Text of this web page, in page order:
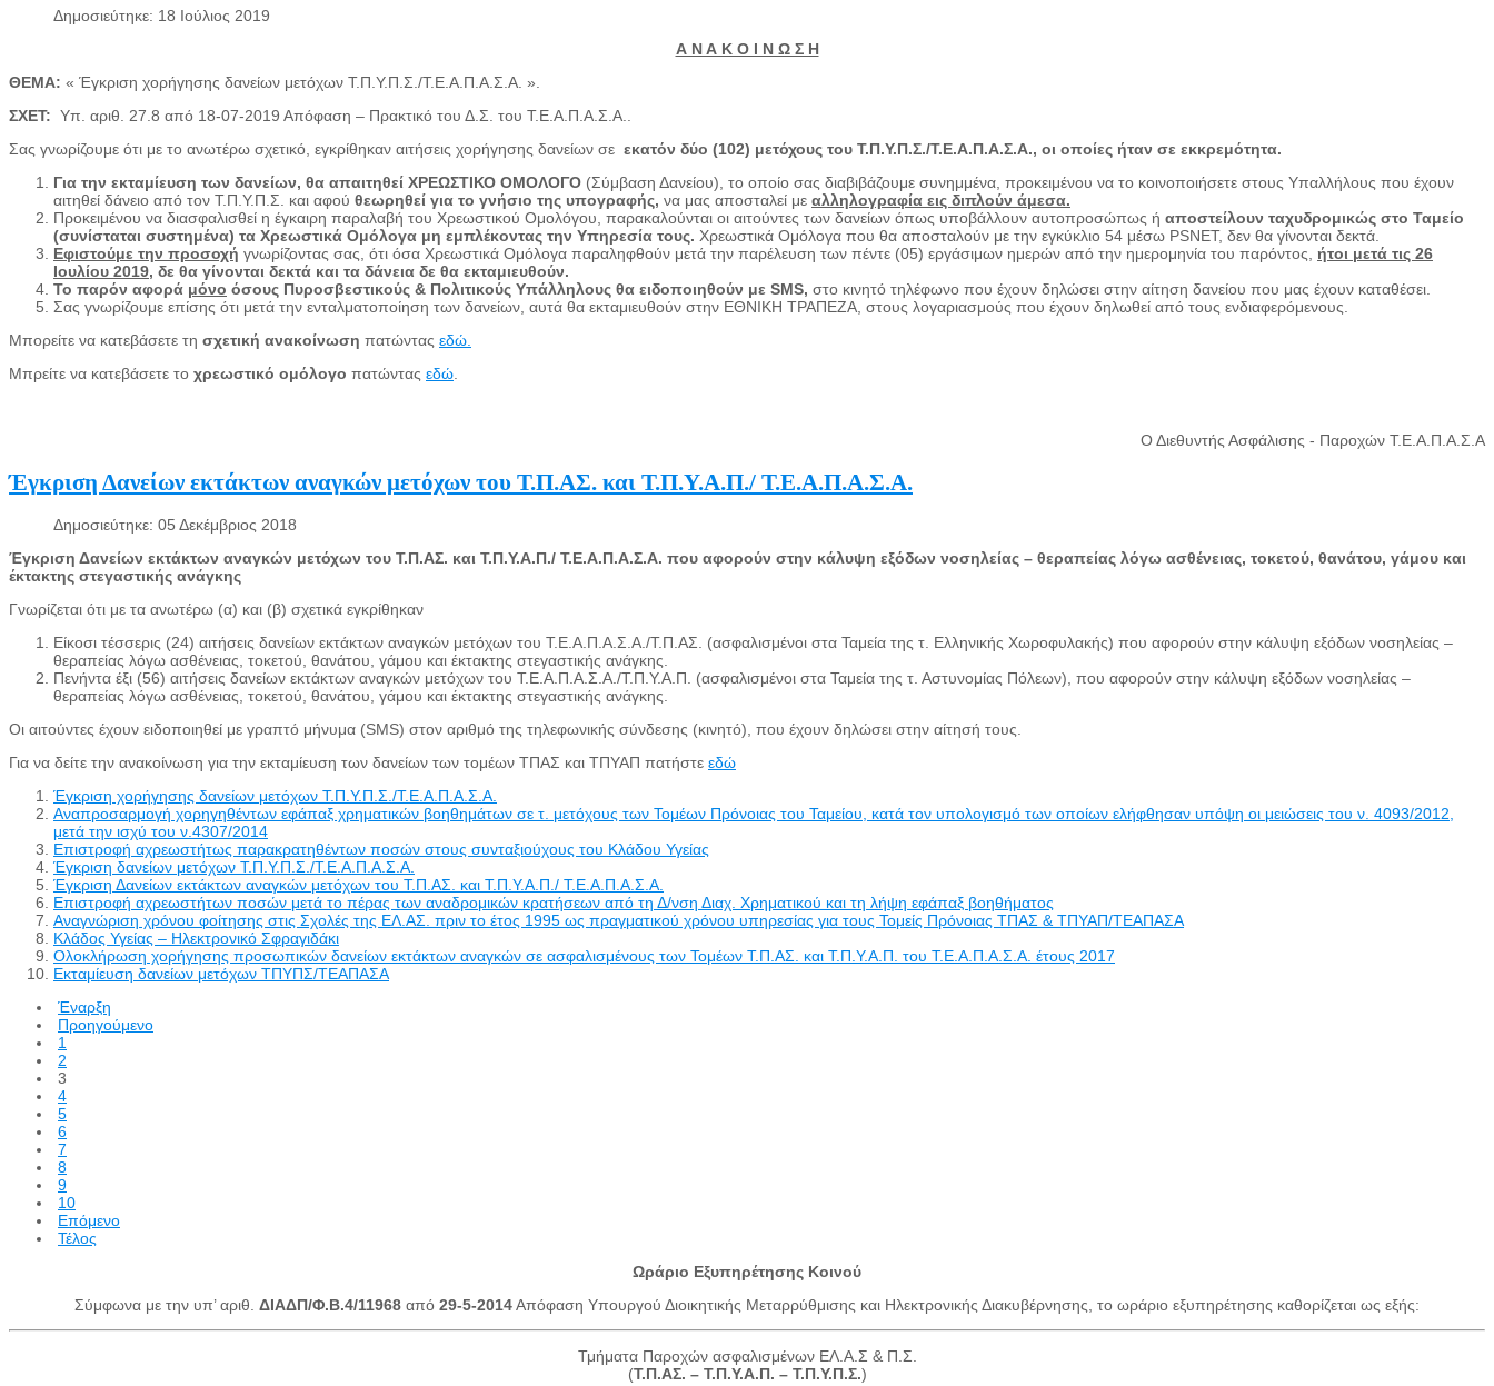
Δημοσιεύτηκε: 18 Ιούλιος 2019
Α Ν Α Κ Ο Ι Ν Ω Σ Η
ΘΕΜΑ: « Έγκριση χορήγησης δανείων μετόχων Τ.Π.Υ.Π.Σ./Τ.Ε.Α.Π.Α.Σ.Α. ».
ΣΧΕΤ: Υπ. αριθ. 27.8 από 18-07-2019 Απόφαση – Πρακτικό του Δ.Σ. του Τ.Ε.Α.Π.Α.Σ.Α..
Σας γνωρίζουμε ότι με το ανωτέρω σχετικό, εγκρίθηκαν αιτήσεις χορήγησης δανείων σε εκατόν δύο (102) μετόχους του Τ.Π.Υ.Π.Σ./Τ.Ε.Α.Π.Α.Σ.Α., οι οποίες ήταν σε εκκρεμότητα.
Για την εκταμίευση των δανείων, θα απαιτηθεί ΧΡΕΩΣΤΙΚΟ ΟΜΟΛΟΓΟ (Σύμβαση Δανείου), το οποίο σας διαβιβάζουμε συνημμένα, προκειμένου να το κοινοποιήσετε στους Υπαλλήλους που έχουν
αιτηθεί δάνειο από τον Τ.Π.Υ.Π.Σ. και αφού θεωρηθεί για το γνήσιο της υπογραφής, να μας αποσταλεί με αλληλογραφία εις διπλούν άμεσα.
Προκειμένου να διασφαλισθεί η έγκαιρη παραλαβή του Χρεωστικού Ομολόγου, παρακαλούνται οι αιτούντες των δανείων όπως υποβάλλουν αυτοπροσώπως ή αποστείλουν ταχυδρομικώς στο Ταμείο
(συνίσταται συστημένα) τα Χρεωστικά Ομόλογα μη εμπλέκοντας την Υπηρεσία τους. Χρεωστικά Ομόλογα που θα αποσταλούν με την εγκύκλιο 54 μέσω PSNET, δεν θα γίνονται δεκτά.
Εφιστούμε την προσοχή γνωρίζοντας σας, ότι όσα Χρεωστικά Ομόλογα παραληφθούν μετά την παρέλευση των πέντε (05) εργάσιμων ημερών από την ημερομηνία του παρόντος, ήτοι μετά τις 26
Ιουλίου 2019, δε θα γίνονται δεκτά και τα δάνεια δε θα εκταμιευθούν.
Το παρόν αφορά μόνο όσους Πυροσβεστικούς & Πολιτικούς Υπάλληλους θα ειδοποιηθούν με SMS, στο κινητό τηλέφωνο που έχουν δηλώσει στην αίτηση δανείου που μας έχουν καταθέσει.
Σας γνωρίζουμε επίσης ότι μετά την ενταλματοποίηση των δανείων, αυτά θα εκταμιευθούν στην ΕΘΝΙΚΗ ΤΡΑΠΕΖΑ, στους λογαριασμούς που έχουν δηλωθεί από τους ενδιαφερόμενους.
Μπορείτε να κατεβάσετε τη σχετική ανακοίνωση πατώντας εδώ.
Μπρείτε να κατεβάσετε το χρεωστικό ομόλογο πατώντας εδώ.
Ο Διεθυντής Ασφάλισης - Παροχών Τ.Ε.Α.Π.Α.Σ.Α
Έγκριση Δανείων εκτάκτων αναγκών μετόχων του Τ.Π.ΑΣ. και Τ.Π.Υ.Α.Π./ Τ.Ε.Α.Π.Α.Σ.Α.
Δημοσιεύτηκε: 05 Δεκέμβριος 2018
Έγκριση Δανείων εκτάκτων αναγκών μετόχων του Τ.Π.ΑΣ. και Τ.Π.Υ.Α.Π./ Τ.Ε.Α.Π.Α.Σ.Α. που αφορούν στην κάλυψη εξόδων νοσηλείας – θεραπείας λόγω ασθένειας, τοκετού, θανάτου, γάμου και
έκτακτης στεγαστικής ανάγκης
Γνωρίζεται ότι με τα ανωτέρω (α) και (β) σχετικά εγκρίθηκαν
Είκοσι τέσσερις (24) αιτήσεις δανείων εκτάκτων αναγκών μετόχων του Τ.Ε.Α.Π.Α.Σ.Α./Τ.Π.ΑΣ. (ασφαλισμένοι στα Ταμεία της τ. Ελληνικής Χωροφυλακής) που αφορούν στην κάλυψη εξόδων νοσηλείας –
θεραπείας λόγω ασθένειας, τοκετού, θανάτου, γάμου και έκτακτης στεγαστικής ανάγκης.
Πενήντα έξι (56) αιτήσεις δανείων εκτάκτων αναγκών μετόχων του Τ.Ε.Α.Π.Α.Σ.Α./Τ.Π.Υ.Α.Π. (ασφαλισμένοι στα Ταμεία της τ. Αστυνομίας Πόλεων), που αφορούν στην κάλυψη εξόδων νοσηλείας –
θεραπείας λόγω ασθένειας, τοκετού, θανάτου, γάμου και έκτακτης στεγαστικής ανάγκης.
Οι αιτούντες έχουν ειδοποιηθεί με γραπτό μήνυμα (SMS) στον αριθμό της τηλεφωνικής σύνδεσης (κινητό), που έχουν δηλώσει στην αίτησή τους.
Για να δείτε την ανακοίνωση για την εκταμίευση των δανείων των τομέων ΤΠΑΣ και ΤΠΥΑΠ πατήστε εδώ
Έγκριση χορήγησης δανείων μετόχων Τ.Π.Υ.Π.Σ./Τ.Ε.Α.Π.Α.Σ.Α.
Αναπροσαρμογή χορηγηθέντων εφάπαξ χρηματικών βοηθημάτων σε τ. μετόχους των Τομέων Πρόνοιας του Ταμείου, κατά τον υπολογισμό των οποίων ελήφθησαν υπόψη οι μειώσεις του ν. 4093/2012,
μετά την ισχύ του ν.4307/2014
Επιστροφή αχρεωστήτως παρακρατηθέντων ποσών στους συνταξιούχους του Κλάδου Υγείας
Έγκριση δανείων μετόχων Τ.Π.Υ.Π.Σ./Τ.Ε.Α.Π.Α.Σ.Α.
Έγκριση Δανείων εκτάκτων αναγκών μετόχων του Τ.Π.ΑΣ. και Τ.Π.Υ.Α.Π./ Τ.Ε.Α.Π.Α.Σ.Α.
Επιστροφή αχρεωστήτων ποσών μετά το πέρας των αναδρομικών κρατήσεων από τη Δ/νση Διαχ. Χρηματικού και τη λήψη εφάπαξ βοηθήματος
Αναγνώριση χρόνου φοίτησης στις Σχολές της ΕΛ.ΑΣ. πριν το έτος 1995 ως πραγματικού χρόνου υπηρεσίας για τους Τομείς Πρόνοιας ΤΠΑΣ & ΤΠΥΑΠ/ΤΕΑΠΑΣΑ
Κλάδος Υγείας – Ηλεκτρονικό Σφραγιδάκι
Ολοκλήρωση χορήγησης προσωπικών δανείων εκτάκτων αναγκών σε ασφαλισμένους των Τομέων Τ.Π.ΑΣ. και Τ.Π.Υ.Α.Π. του Τ.Ε.Α.Π.Α.Σ.Α. έτους 2017
Εκταμίευση δανείων μετόχων ΤΠΥΠΣ/ΤΕΑΠΑΣΑ
Έναρξη
Προηγούμενο
1
2
3
4
5
6
7
8
9
10
Επόμενο
Τέλος
Ωράριο Εξυπηρέτησης Κοινού
Σύμφωνα με την υπ’ αριθ. ΔΙΑΔΠ/Φ.Β.4/11968 από 29-5-2014Απόφαση Υπουργού Διοικητικής Μεταρρύθμισης και Ηλεκτρονικής Διακυβέρνησης, το ωράριο εξυπηρέτησης καθορίζεται ως εξής:
Τμήματα Παροχών ασφαλισμένων ΕΛ.Α.Σ & Π.Σ.
(Τ.Π.ΑΣ. – Τ.Π.Υ.Α.Π. – Τ.Π.Υ.Π.Σ.)